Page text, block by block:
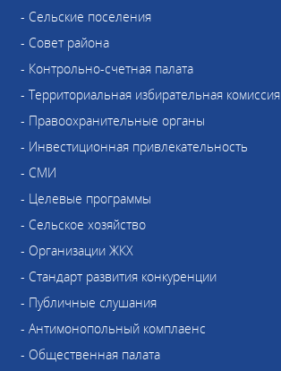
- Сельские поселения
- Совет района
- Контрольно-счетная палата
- Территориальная избирательная комиссия
- Правоохранительные органы
- Инвестиционная привлекательность
- СМИ
- Целевые программы
- Сельское хозяйство
- Организации ЖКХ
- Стандарт развития конкуренции
- Публичные слушания
- Антимонопольный комплаенс
- Общественная палата